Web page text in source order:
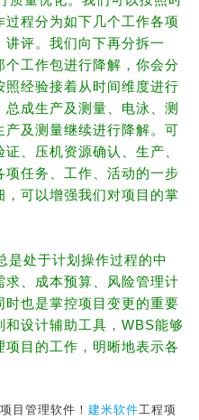
程分为如下几个工作各项
评。 我们向下再分拆一
个工作包进行降解，你会分
照经验接着从时间维度进行
成生产及测量、电泳、测
及测量继续进行降解。 可
、压机资源确认、生产、
任务、工作、活动的一步
可以增强我们对项目的掌
是处于计划操作过程的中
、成本预算、风险管理计
时也是掌控项目变更的重要
设计辅助工具，WBS能够
目的工作，明晰地表示各
管理软件！ 建米软件工程项